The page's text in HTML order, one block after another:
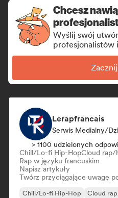
Chcesz
Wyślij swój
profesjonalistów
Lerapfrancais
> 1100 udzielonych
Chill/Lo-fi Hip-HopCloud rap/
Rap w języku francuskim
Napisz artykuły
Twórz przyciągające uwagę
Chill/Lo-fi Hip-Hop Cloud